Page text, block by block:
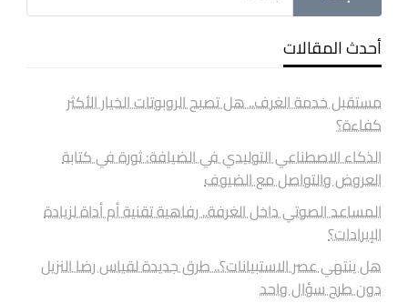
أحدث المقالات
مستقبل خدمة الغرف.. هل تصبح الروبوتات الخيار الأكثر
كفاءة؟
الذكاء الاصطناعي التوليدي في الضيافة: ثورة في كتابة
العروض والتواصل مع الضيوف
المساعد الصوتي داخل الغرفة.. رفاهية تقنية أم أداة لزيادة
الإيرادات؟
هل ينتهي عصر الاستبيانات؟.. طرق جديدة لقياس رضا النزيل
دون طرح سؤال واحد